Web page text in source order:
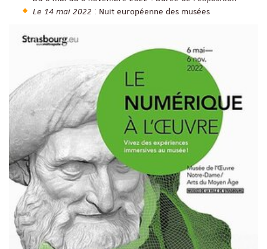
Le 14 mai 2022 : Nuit européenne des musées